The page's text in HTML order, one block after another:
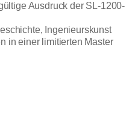
Ausdruck der SL-1200-
Ingenieurskunst
in einer limitierten Master